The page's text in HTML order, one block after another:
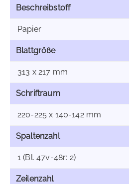
Beschreibstoff
Papier
Blattgröße
313 x 217 mm
Schriftraum
220-225 x 140-142 mm
Spaltenzahl
1 (Bl. 47v-48r: 2)
Zeilenzahl